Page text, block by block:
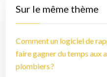
Sur le même thème
Comment un logiciel de
faire gagner du temps aux
plombiers ?